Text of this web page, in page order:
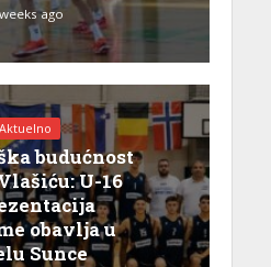
ago
Aktuelno
budućnost
U-16
obavlja u
Sunce